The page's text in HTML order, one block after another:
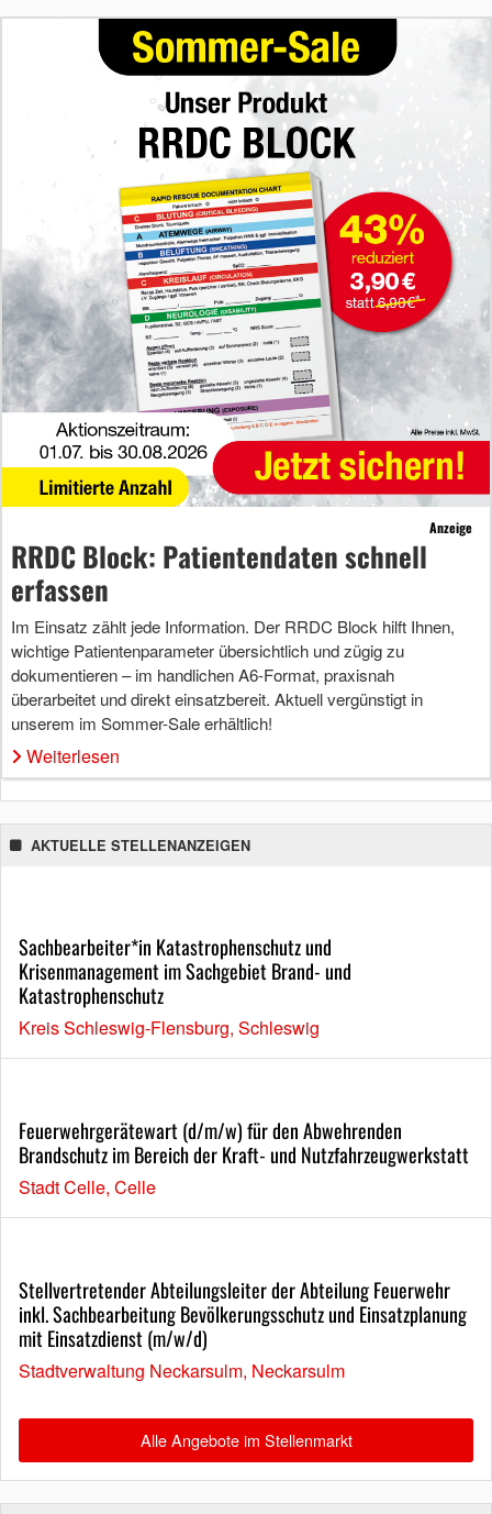
Anzeige
RRDC Block: Patientendaten schnell
erfassen
Im Einsatz zählt jede Information. Der RRDC Block hilft Ihnen,
wichtige Patientenparameter übersichtlich und zügig zu
dokumentieren – im handlichen A6-Format, praxisnah
überarbeitet und direkt einsatzbereit. Aktuell vergünstigt in
unserem im Sommer-Sale erhältlich!
Weiterlesen
AKTUELLE STELLENANZEIGEN
Sachbearbeiter*in Katastrophenschutz und
Krisenmanagement im Sachgebiet Brand- und
Katastrophenschutz
Kreis Schleswig-Flensburg, Schleswig
Feuerwehrgerätewart (d/m/w) für den Abwehrenden
Brandschutz im Bereich der Kraft- und Nutzfahrzeugwerkstatt
Stadt Celle, Celle
Stellvertretender Abteilungsleiter der Abteilung Feuerwehr
inkl. Sachbearbeitung Bevölkerungsschutz und Einsatzplanung
mit Einsatzdienst (m/w/d)
Stadtverwaltung Neckarsulm, Neckarsulm
Alle Angebote im Stellenmarkt